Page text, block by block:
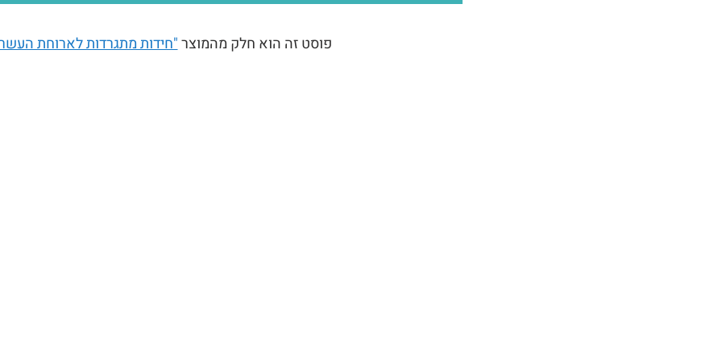
פוסט זה הוא חלק מהמוצר"חידות מתגרדות לארוחת